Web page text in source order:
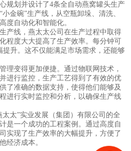
规划并设计了4条全自动燕窝罐头生产
金碗”生产线，从空瓶卸垛、清洗、
度自动化和智能化。
产线，燕太太公司在生产过程中取得
程度大大提高了生产效率。每分钟可
提升。这不仅能满足市场需求，还能够
理变得更加便捷。通过物联网技术，
进行监控，生产工艺得到了有效的优
了准确的数据支持，使得他们能够及
进行实时监控和分析，以确保生产线
太太”实业发展（集团）有限公司的全
是一个成功的工程案例。通过高度自
实现了生产效率的大幅提升，方便了
经济成本。